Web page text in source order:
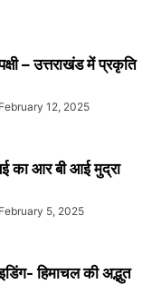
– उत्तराखंड में प्रकृति
February 12, 2025
का आर बी आई मुद्रा
February 5, 2025
हिमाचल की अद्भुत